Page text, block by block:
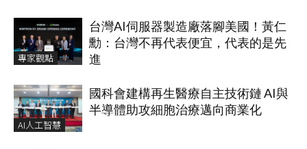
專家觀點
台灣AI伺服器製造廠落腳美國！黃仁
勳：台灣不再代表便宜，代表的是先
進
AI人工智慧
國科會建構再生醫療自主技術鏈 AI與
半導體助攻細胞治療邁向商業化